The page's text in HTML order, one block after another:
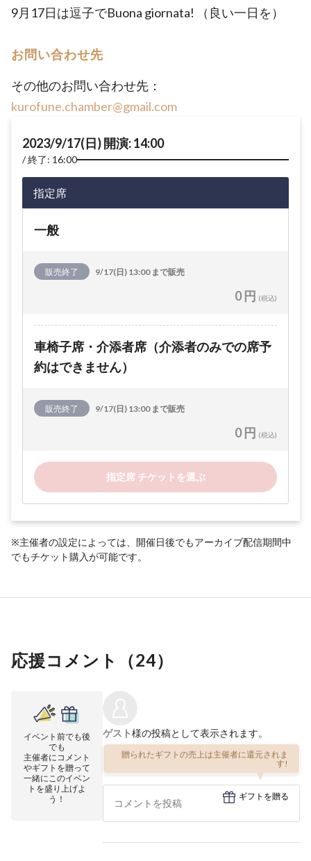
9月17日は逗子でBuona giornata! （良い一日を）
お問い合わせ先
その他のお問い合わせ先：
kurofune.chamber@gmail.com
2023/9/17(日) 開演: 14:00
終了: 16:00
指定席
一般
販売終了 9/17(日) 13:00 まで販売
0 円 (税込)
車椅子席・介添者席（介添者のみでの席予
約はできません）
販売終了 9/17(日) 13:00 まで販売
0 円 (税込)
指定席 チケットを選ぶ
※主催者の設定によっては、開催日後でもアーカイブ配信期間中
でもチケット購入が可能です。
応援コメント（24）
イベント前でも後
でも
主催者にコメント
やギフトを贈って
一緒にこのイベン
トを盛り上げよ
う！
ゲスト様の投稿として表示されます。
贈られたギフトの売上は主催者に還元されま
す!
ギフトを贈る